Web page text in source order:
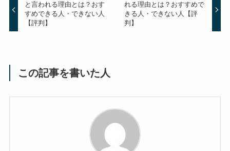
と言われる理由とは？おす
すめできる人・できない人
【評判】
れる理由とは？おすすめで
きる人・できない人【評
判】
この記事を書いた人